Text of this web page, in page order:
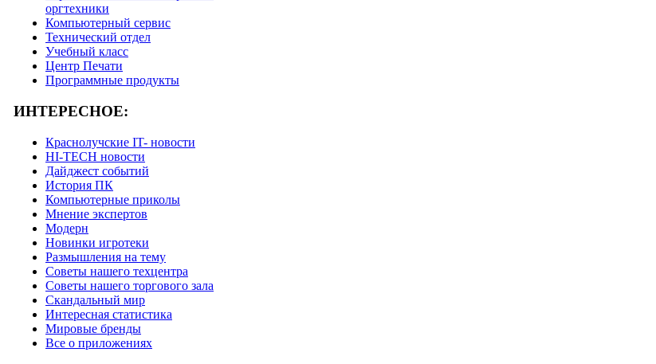
оргтехники
Компьютерный сервис
Технический отдел
Учебный класс
Центр Печати
Программные продукты
ИНТЕРЕСНОЕ:
Краснолучские IT- новости
HI-TECH новости
Дайджест событий
История ПК
Компьютерные приколы
Мнение экспертов
Модерн
Новинки игротеки
Размышления на тему
Советы нашего техцентра
Советы нашего торгового зала
Скандальный мир
Интересная статистика
Мировые бренды
Все о приложениях